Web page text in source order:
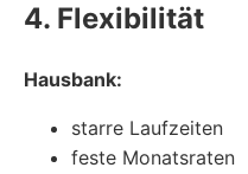
4. Flexibilität
Hausbank:
starre Laufzeiten
feste Monatsraten